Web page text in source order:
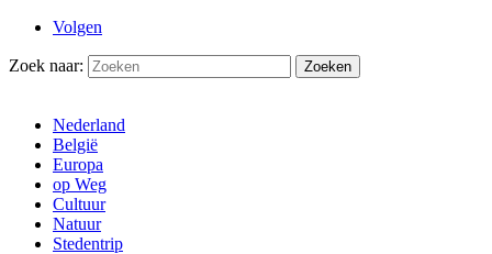
Volgen
Zoek naar:
Nederland
België
Europa
op Weg
Cultuur
Natuur
Stedentrip